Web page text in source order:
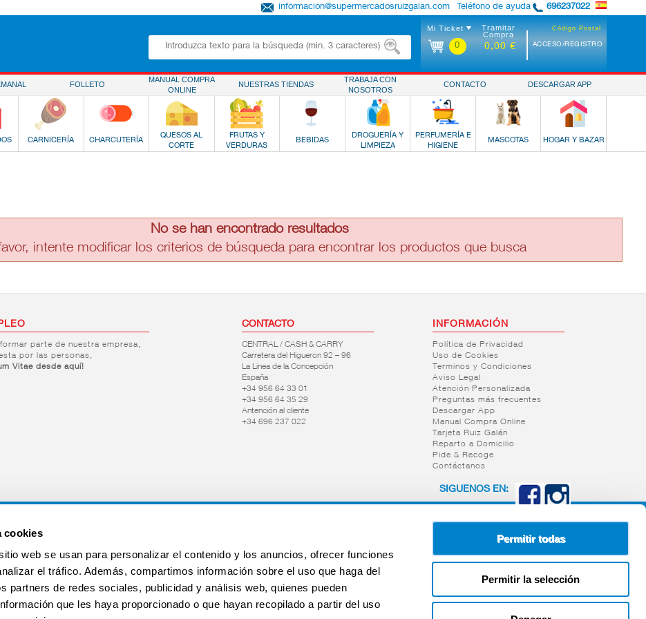
cookies
web se usan para personalizar el contenido y los anuncios, ofrecer funciones
el tráfico. Además, compartimos información sobre el uso que haga del
partners de redes sociales, publicidad y análisis web, quienes pueden
que les haya proporcionado o que hayan recopilado a partir del uso
Permitir todas
Permitir la selección
Teléfono de ayuda 696237022
informacion@supermercadosruizgalan.com
Código Postal
ACCESO/REGISTRO
Mi Ticket
0
Tramitar
Compra
0,00 €
FOLLETO
MANUAL COMPRA
ONLINE
NUESTRAS TIENDAS
TRABAJA CON
NOSOTROS
CONTACTO DESCARGAR APP
CARNICERÍA CHARCUTERÍA
QUESOS AL
CORTE
FRUTAS Y
VERDURAS
BEBIDAS
DROGUERÍA Y
LIMPIEZA
PERFUMERÍA E
HIGIENE
MASCOTAS HOGAR Y BAZAR
No se han encontrado resultados
intente modificar los criterios de búsqueda para encontrar los productos que busca
parte de nuestra empresa,
por las personas,
Vitae desde aquí!
CONTACTO
CENTRAL / CASH & CARRY
Carretera del Higueron 92 – 96
La Linea de la Concepción
España
+34 956 64 33 01
+34 956 64 35 29
Antención al cliente
+34 696 237 022
INFORMACIÓN
Política de Privacidad
Uso de Cookies
Terminos y Condiciones
Aviso Legal
Atención Personalizada
Preguntas más frecuentes
Descargar App
Manual Compra Online
Tarjeta Ruiz Galán
Reparto a Domicilio
Pide & Recoge
Contáctanos
SIGUENOS EN: